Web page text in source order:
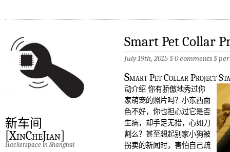
新车间
[XinCheJian]
Hackerspace in Shanghai
Smart Pet Collar
July 19th, 2015 §0 comments§
Smart Pet Collar Project
动介绍 你有骄傲地秀过你
家萌宠的照片吗？小东西面
色不好，你也担心过它是否
生病，却手足无措，心如刀
割么？甚至想起别家小狗被
拐卖的新闻时，害怕自己疏